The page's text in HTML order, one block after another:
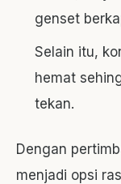
genset
Selain itu,
hemat
tekan.
Dengan
menjadi opsi